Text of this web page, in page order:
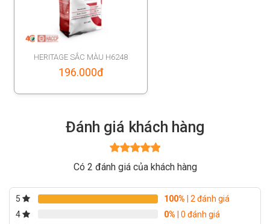
HERITAGE SẮC MÀU H6248
196.000đ
Đánh giá khách hàng
Được xếp
hạng
sao
Có 2 đánh giá của khách hàng
5 100% | 2 đánh giá
4
0% | 0 đánh giá